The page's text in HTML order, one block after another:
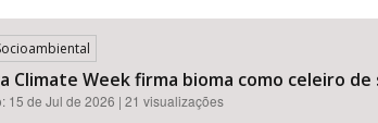
Climate Week firma bioma como celeiro
15 de Jul de 2026 | 21 visualizações